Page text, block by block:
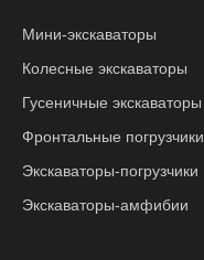
Мини-экскаваторы
Колесные экскаваторы
Гусеничные экскаваторы
Фронтальные погрузчики
Экскаваторы-погрузчики
Экскаваторы-амфибии